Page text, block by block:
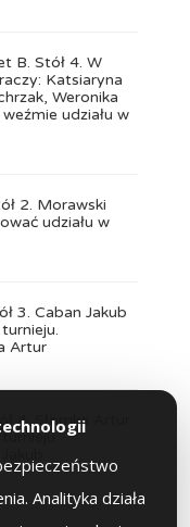
B. Stół 4. W
Katsiaryna
Weronika
udziału w
2. Morawski
udziału w
3. Caban Jakub
Artur
4. Słomka Artur
Analityka działa